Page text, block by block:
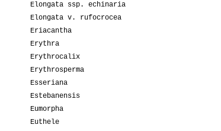
Elongata ssp. echinaria
Elongata v. rufocrocea
Eriacantha
Erythra
Erythrocalix
Erythrosperma
Esseriana
Estebanensis
Eumorpha
Euthele